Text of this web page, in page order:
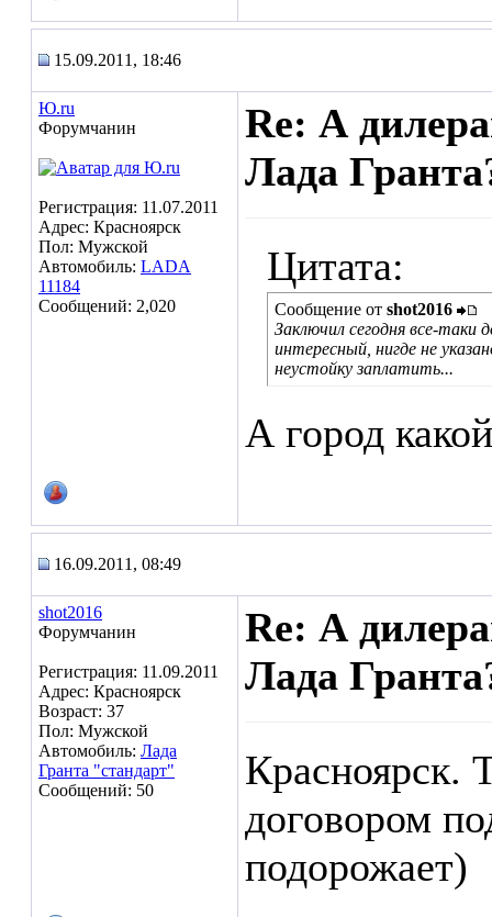
15.09.2011, 18:46
Ю.ru
Форумчанин
Регистрация: 11.07.2011
Адрес: Красноярск
Пол: Мужской
Автомобиль: LADA
11184
Сообщений: 2,020
Re: А
Лада
Цитата:
Сообщение от shot2016
Заключил сегодня все-таки
интересный, нигде не
неустойку заплатить...
А город
16.09.2011, 08:49
shot2016
Форумчанин
Регистрация: 11.09.2011
Адрес: Красноярск
Возраст: 37
Пол: Мужской
Автомобиль: Лада
Гранта "стандарт"
Сообщений: 50
Re: А
Лада
Красноярск.
договором
подорожает)